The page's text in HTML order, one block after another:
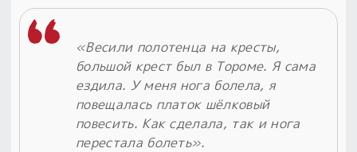
«Весили полотенца на кресты,
большой крест был в Тороме. Я сама
ездила. У меня нога болела, я
повещалась платок шёлковый
повесить. Как сделала, так и нога
перестала болеть».